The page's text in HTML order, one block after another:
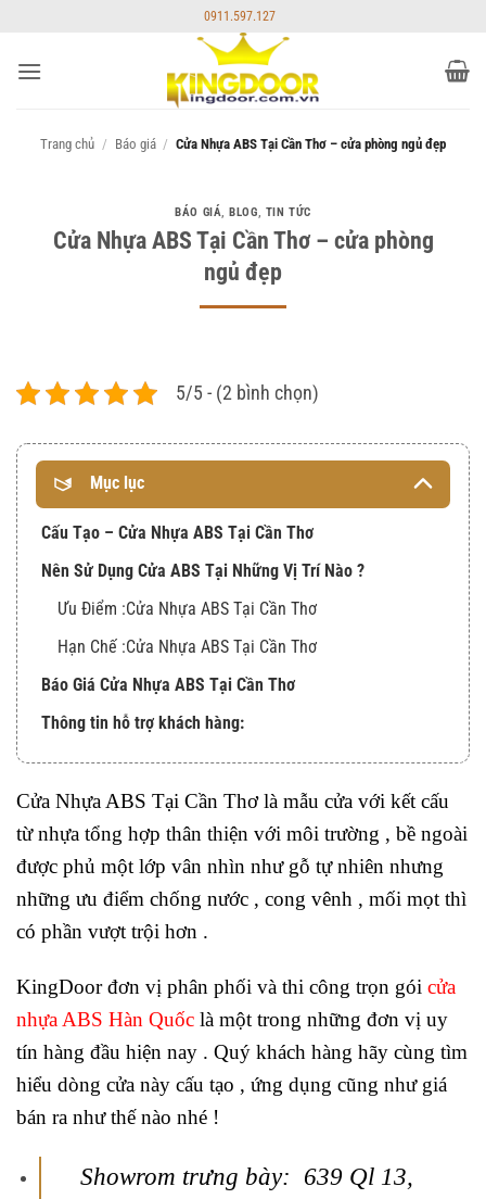
nội
0911.597.127
Trang chủ / Báo giá / Cửa Nhựa ABS Tại Cần Thơ – cửa phòng ngủ đẹp
BÁO GIÁ,BLOG, TIN TỨC
Cửa Nhựa ABS Tại Cần Thơ – cửa phòng
ngủ đẹp
5/5 - (2 bình chọn)
Mục lục
Cấu Tạo – Cửa Nhựa ABS Tại Cần Thơ
Nên Sử Dụng Cửa ABS Tại Những Vị Trí Nào ?
Ưu Điểm :Cửa Nhựa ABS Tại Cần Thơ
Hạn Chế :Cửa Nhựa ABS Tại Cần Thơ
Báo Giá Cửa Nhựa ABS Tại Cần Thơ
Thông tin hỗ trợ khách hàng:
Cửa Nhựa ABS Tại Cần Thơ là mẫu cửa với kết cấu
từ nhựa tổng hợp thân thiện với môi trường , bề ngoài
được phủ một lớp vân nhìn như gỗ tự nhiên nhưng
những ưu điểm chống nước , cong vênh , mối mọt thì
có phần vượt trội hơn .
KingDoor đơn vị phân phối và thi công trọn gói cửa
nhựa ABS Hàn Quốc là một trong những đơn vị uy
tín hàng đầu hiện nay . Quý khách hàng hãy cùng tìm
hiểu dòng cửa này cấu tạo , ứng dụng cũng như giá
bán ra như thế nào nhé !
Showrom trưng bày: 639 Ql 13,